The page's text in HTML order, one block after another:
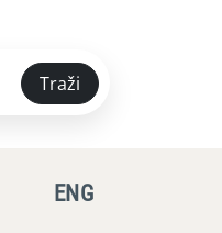
Traži
ENG